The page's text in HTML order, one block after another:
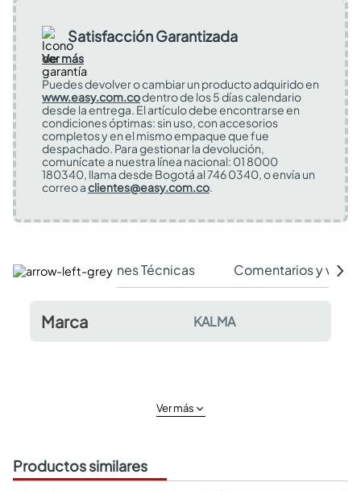
Satisfacción Garantizada
Ver más
Puedes devolver o cambiar un producto adquirido en
www.easy.com.codentro de los 5 días calendario
desde la entrega. El artículo debe encontrarse en
condiciones óptimas: sin uso, con accesorios
completos y en el mismo empaque que fue
despachado. Para gestionar la devolución,
comunícate a nuestra línea nacional: 01 8000
180340, llama desde Bogotá al 746 0340, o envía un
correo aclientes@easy.com.co.
Especificaciones Técnicas Comentarios y
Marca KALMA
Ver más
Productos similares